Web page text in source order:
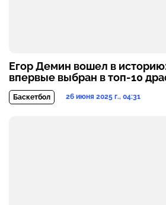
Егор Демин вошел в
впервые выбран в топ-10
Баскетбол 26 июня 2025 г., 04:31